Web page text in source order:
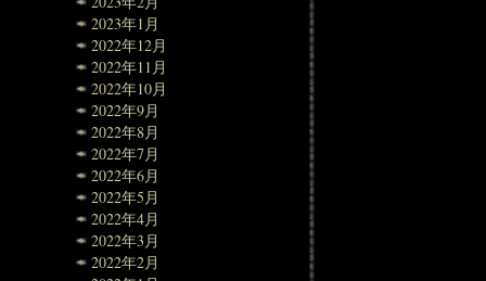
2023年1月
2022年12月
2022年11月
2022年10月
2022年9月
2022年8月
2022年7月
2022年6月
2022年5月
2022年4月
2022年3月
2022年2月